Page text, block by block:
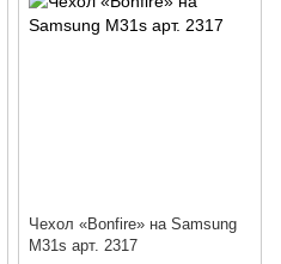
Чехол «Bonfire» на Samsung
M31s арт. 2317